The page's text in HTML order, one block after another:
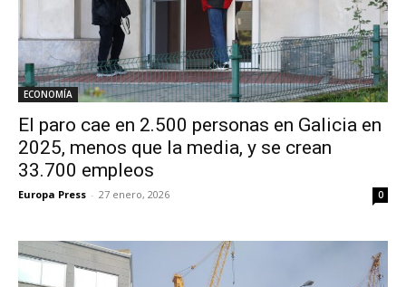
ECONOMÍA
El paro cae en 2.500 personas en Galicia en
2025, menos que la media, y se crean
33.700 empleos
Europa Press - 27 enero, 2026 0